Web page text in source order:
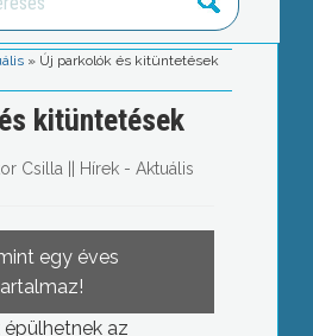
» Új parkolók és kitüntetések
kitüntetések
Csilla Hírek - Aktuális
egy éves
az